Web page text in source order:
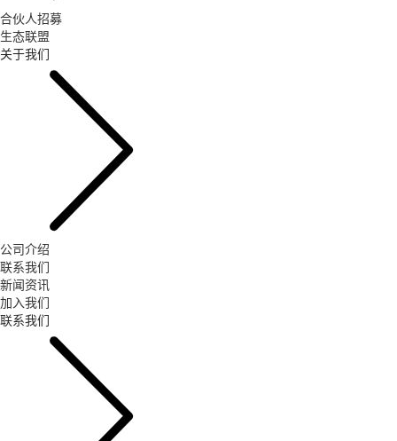
合伙人招募
生态联盟
关于我们
公司介绍
联系我们
新闻资讯
加入我们
联系我们